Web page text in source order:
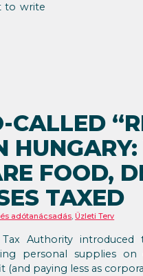
to write
CALLED
FOOD,
TAXED
adótanácsadás,Üzleti Terv
Tax Authority
personal supplies
(and paying less as